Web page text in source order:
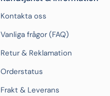
Kontakta oss
Vanliga frågor (FAQ)
Retur & Reklamation
Orderstatus
Frakt & Leverans